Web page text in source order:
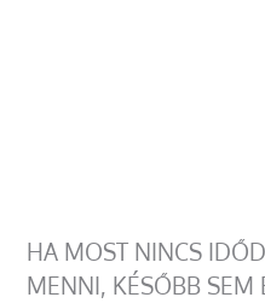
HA MOST NINCS
MENNI, KÉSŐBB SEM